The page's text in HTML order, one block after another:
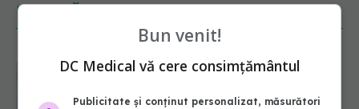
NOUTĂȚI
EXCLUSIV De ce unele paciente
la operație. Dr. Sorin Bogdan
Bun venit!
DC Medical vă cere consimțământul
Publicitate și conținut personalizat, măsurători